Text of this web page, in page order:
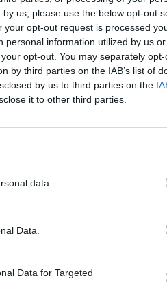
us, please use the below opt-out
opt-out request is processed
information utilized by us
opt-out. You may separately
by third parties on the IAB’s list of
by us to third parties on the
it to other third parties.
data.
Data.
Data for Targeted
raíz
Objeto digital disponibles